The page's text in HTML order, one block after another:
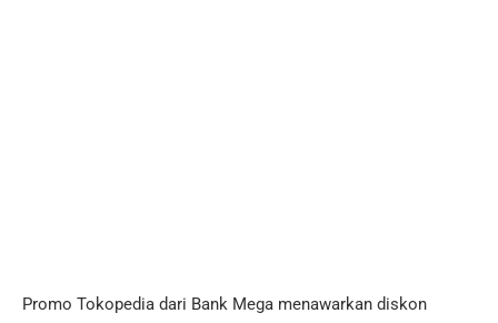
Promo Tokopedia dari Bank Mega menawarkan diskon